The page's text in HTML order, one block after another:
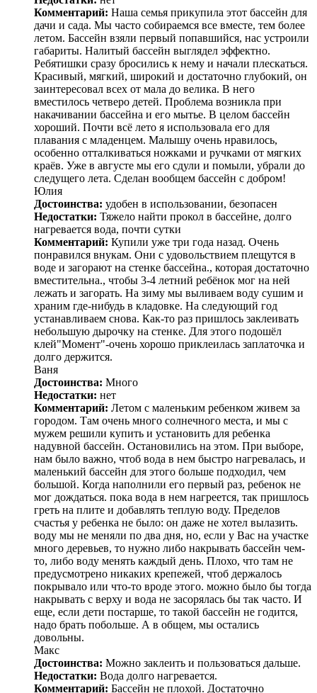
Комментарий: Наша семья прикупила этот бассейн для
дачи и сада. Мы часто собираемся все вместе, тем более
летом. Бассейн взяли первый попавшийся, нас устроили
габариты. Налитый бассейн выглядел эффектно.
Ребятишки сразу бросились к нему и начали плескаться.
Красивый, мягкий, широкий и достаточно глубокий, он
заинтересовал всех от мала до велика. В него
вместилось четверо детей. Проблема возникла при
накачивании бассейна и его мытье. В целом бассейн
хороший. Почти всё лето я использовала его для
плавания с младенцем. Малышу очень нравилось,
особенно отталкиваться ножками и ручками от мягких
краёв. Уже в августе мы его сдули и помыли, убрали до
следущего лета. Сделан вообщем бассейн с добром!
Юлия
Достоинства: удобен в использовании, безопасен
Недостатки: Тяжело найти прокол в бассейне, долго
нагревается вода, почти сутки
Комментарий: Купили уже три года назад. Очень
понравился внукам. Они с удовольствием плещутся в
воде и загорают на стенке бассейна., которая достаточно
вместительна., чтобы 3-4 летний ребёнок мог на ней
лежать и загорать. На зиму мы выливаем воду сушим и
храним где-нибудь в кладовке. На следующий год
устанавливаем снова. Как-то раз пришлось заклеивать
небольшую дырочку на стенке. Для этого подошёл
клей"Момент"-очень хорошо приклеилась заплаточка и
долго держится.
Ваня
Достоинства: Много
Недостатки: нет
Комментарий: Летом с маленьким ребенком живем за
городом. Там очень много солнечного места, и мы с
мужем решили купить и установить для ребенка
надувной бассейн. Остановились на этом. При выборе,
нам было важно, чтоб вода в нем быстро нагревалась, и
маленький бассейн для этого больше подходил, чем
большой. Когда наполнили его первый раз, ребенок не
мог дождаться. пока вода в нем нагреется, так пришлось
греть на плите и добавлять теплую воду. Пределов
счастья у ребенка не было: он даже не хотел вылазить.
воду мы не меняли по два дня, но, если у Вас на участке
много деревьев, то нужно либо накрывать бассейн чем-
то, либо воду менять каждый день. Плохо, что там не
предусмотрено никаких крепежей, чтоб держалось
покрывало или что-то вроде этого. можно было бы тогда
накрывать с верху и вода не засорялась бы так часто. И
еще, если дети постарше, то такой бассейн не годится,
надо брать побольше. А в общем, мы остались
довольны.
Макс
Достоинства: Можно заклеить и пользоваться дальше.
Недостатки: Вода долго нагревается.
Комментарий: Бассейн не плохой. Достаточно